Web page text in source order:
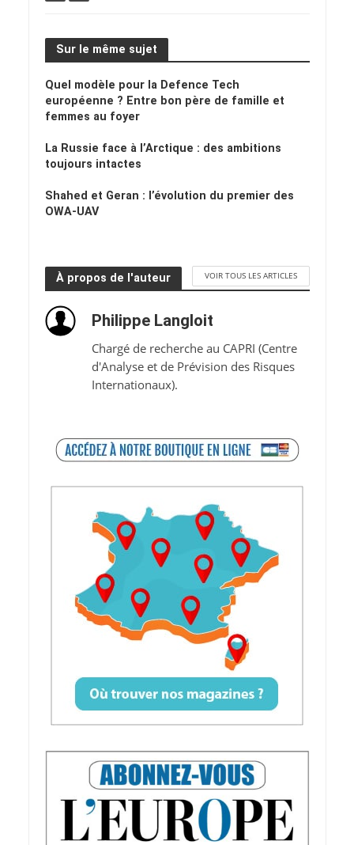
Sur le même sujet
Quel modèle pour la Defence Tech
européenne ? Entre bon père de famille et
femmes au foyer
La Russie face à l’Arctique : des ambitions
toujours intactes
Shahed et Geran : l’évolution du premier des
OWA-UAV
À propos de l'auteur VOIR TOUS LES ARTICLES
Philippe Langloit
Chargé de recherche au CAPRI (Centre
d'Analyse et de Prévision des Risques
Internationaux).